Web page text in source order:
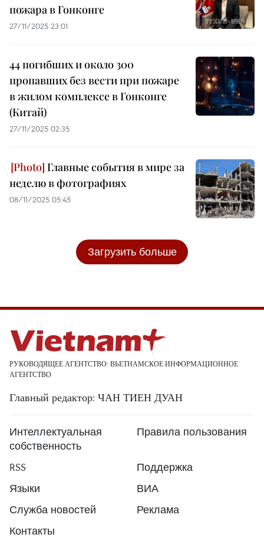
пожара в Гонконге
27/11/2025 23:01
44 погибших и около 300
пропавших без вести при пожаре
в жилом комплексе в Гонконге
(Китай)
27/11/2025 02:35
Главные события в мире за
неделю в фотографиях
08/11/2025 05:45
Загрузить больше
РУКОВОДЯЩЕЕ АГЕНТСТВО: ВЬЕТНАМСКОЕ ИНФОРМАЦИОННОЕ
АГЕНТСТВО
Главный редактор: ЧАН ТИЕН ДУАН
Интеллектуальная
собственность
Правила пользования
RSS
Поддержка
Языки
ВИА
Служба новостей
Реклама
Контакты